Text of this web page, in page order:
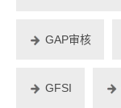
GAP审核
GFSI